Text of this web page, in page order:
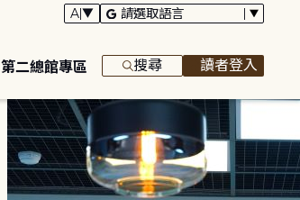
第二總館專區 搜尋 讀者登入